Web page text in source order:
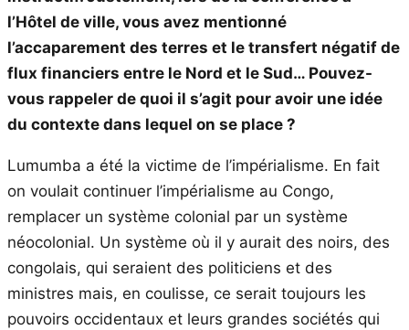
l’Hôtel de ville, vous avez mentionné
l’accaparement des terres et le transfert négatif de
flux financiers entre le Nord et le Sud… Pouvez-
vous rappeler de quoi il s’agit pour avoir une idée
du contexte dans lequel on se place ?
Lumumba a été la victime de l’impérialisme. En fait
on voulait continuer l’impérialisme au Congo,
remplacer un système colonial par un système
néocolonial. Un système où il y aurait des noirs, des
congolais, qui seraient des politiciens et des
ministres mais, en coulisse, ce serait toujours les
pouvoirs occidentaux et leurs grandes sociétés qui